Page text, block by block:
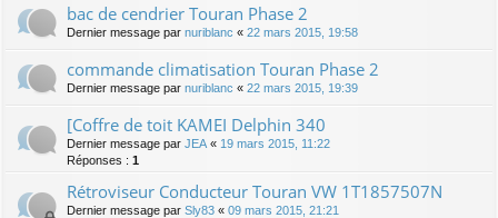
bac de cendrier Touran Phase 2
Dernier message par nuriblanc « 22 mars 2015, 19:58
commande climatisation Touran Phase 2
Dernier message par nuriblanc « 22 mars 2015, 19:39
[Coffre de toit KAMEI Delphin 340
Dernier message par JEA « 19 mars 2015, 11:22
Réponses : 1
Rétroviseur Conducteur Touran VW 1T1857507N
Dernier message par Sly83 « 09 mars 2015, 21:21